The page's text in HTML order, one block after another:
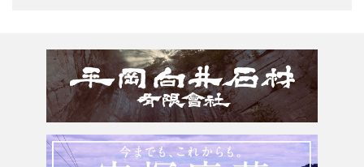
奈良県
和歌山県
墓じまい・改葬
追加文字彫刻
会社案内
よくあるご質問
お問合せ